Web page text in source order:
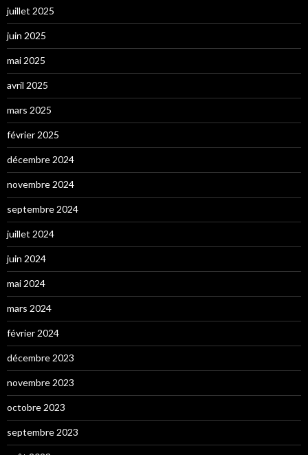
juillet 2025
juin 2025
mai 2025
avril 2025
mars 2025
février 2025
décembre 2024
novembre 2024
septembre 2024
juillet 2024
juin 2024
mai 2024
mars 2024
février 2024
décembre 2023
novembre 2023
octobre 2023
septembre 2023